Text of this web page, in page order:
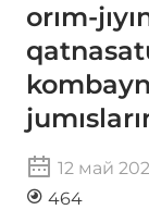
orım-
12 май
464